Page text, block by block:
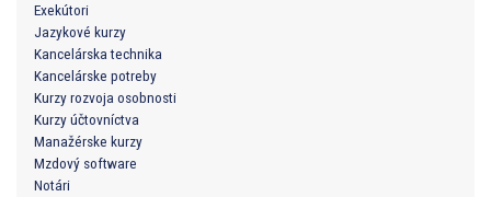
Exekútori
Jazykové kurzy
Kancelárska technika
Kancelárske potreby
Kurzy rozvoja osobnosti
Kurzy účtovníctva
Manažérske kurzy
Mzdový software
Notári